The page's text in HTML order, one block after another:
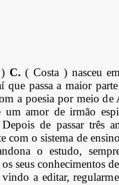
C. ( Costa ) nasceu
que passa a maior
a poesia por meio
um amor de irmão
de passar três
com o sistema de
o estudo,
seus conhecimentos
a editar,